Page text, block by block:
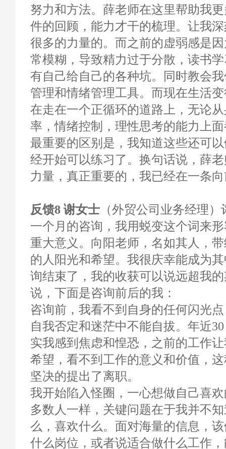
努力和方法。薛老师在这里帮助我
件的回顾，能力才干的梳理。让我
很多的力量的。而之前的虚弱感是
常模糊，导致精力过于分散，读书
有自己给自己的各种坑。同时教会
管理和情绪管理工具。而现在生活
在走在一个正循环的道路上，无论
率，情绪控制，理性思考的能力上
最重要的区别是，我知道这些还可
经开始可以练习了。换句话说，薛
力量，真正重要的，我已经在一条
反馈8 谢女士 （外贸公司业务经理）
一个月的咨询，我用蜕变这个词来
重大意义。向阳老师，名如其人，
的人阳光和希望。我很庆幸能成为
询结束了，我的收获可以说远超我
说，下面是咨询前后的我：
咨询前，我看不到自身的任何闪光
自我否定和迷茫中不能自拔。年近
实我感到焦虑和惶恐，之前的工作
希望，看不到工作的意义和价值，
坚决的提出了离职。
我开始陷入怪圈，一心想做自己喜
多数人一样，关键问题在于我并不
么，喜欢什么。面对海量的信息，
什么岗位，或者说适合做什么工作